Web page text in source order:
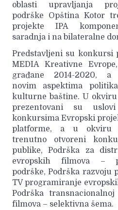
oblasti upravljanja
podrške Opština Kotor
projekte IPA
saradnja i na bilateralne
Predstavljeni su konkursi
MEDIA Kreativne
građane 2014-
novim aspektima
kulturne baštine. U
prezentovani su
konkursima Evropski
platforme, a u okviru
trenutno otvoreni
publike, Podrška za
evropskih filmova –
podrške, Podrška razvoju
TV programiranje
Podrška
filmova – selektivna šema.